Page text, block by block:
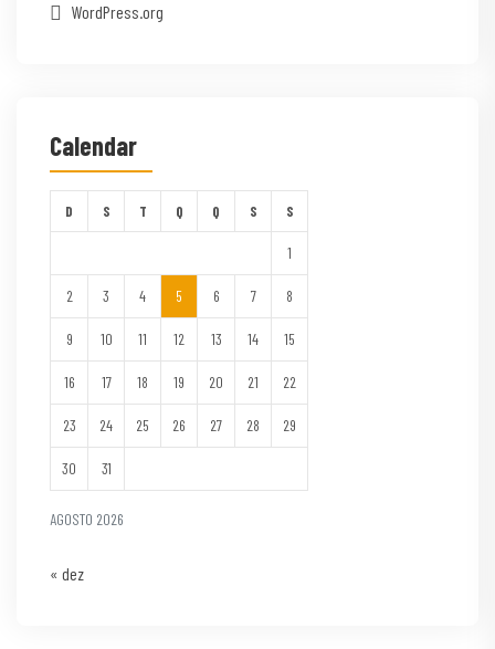
WordPress.org
Calendar
AGOSTO 2026
D S T Q Q S S
1
2 3 4 5 6 7 8
9 10 11 12 13 14 15
16 17 18 19 20 21 22
23 24 25 26 27 28 29
30 31
« dez